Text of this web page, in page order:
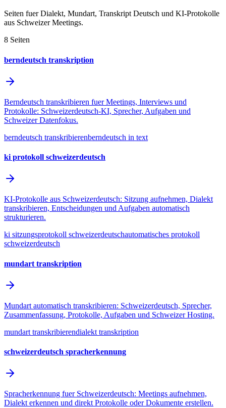
Seiten fuer Dialekt, Mundart, Transkript Deutsch und KI-Protokolle
aus Schweizer Meetings.
8 Seiten
berndeutsch transkription
Berndeutsch transkribieren fuer Meetings, Interviews und
Protokolle: Schweizerdeutsch-KI, Sprecher, Aufgaben und
Schweizer Datenfokus.
berndeutsch transkribierenberndeutsch in text
ki protokoll schweizerdeutsch
KI-Protokolle aus Schweizerdeutsch: Sitzung aufnehmen, Dialekt
transkribieren, Entscheidungen und Aufgaben automatisch
strukturieren.
ki sitzungsprotokoll schweizerdeutschautomatisches protokoll
schweizerdeutsch
mundart transkription
Mundart automatisch transkribieren: Schweizerdeutsch, Sprecher,
Zusammenfassung, Protokolle, Aufgaben und Schweizer Hosting.
mundart transkribierendialekt transkription
schweizerdeutsch spracherkennung
Spracherkennung fuer Schweizerdeutsch: Meetings aufnehmen,
Dialekt erkennen und direkt Protokolle oder Dokumente erstellen.